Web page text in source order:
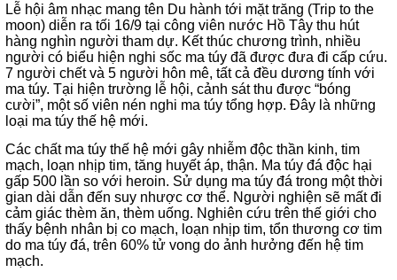
Lễ hội âm nhạc mang tên Du hành tới mặt trăng (Trip to the
moon) diễn ra tối 16/9 tại công viên nước Hồ Tây thu hút
hàng nghìn người tham dự. Kết thúc chương trình, nhiều
người có biểu hiện nghi sốc ma túy đã được đưa đi cấp cứu.
7 người chết và 5 người hôn mê, tất cả đều dương tính với
ma túy. Tại hiện trường lễ hội, cảnh sát thu được “bóng
cười”, một số viên nén nghi ma túy tổng hợp. Đây là những
loại ma túy thế hệ mới.
Các chất ma túy thế hệ mới gây nhiễm độc thần kinh, tim
mạch, loạn nhịp tim, tăng huyết áp, thận. Ma túy đá độc hại
gấp 500 lần so với heroin. Sử dụng ma túy đá trong một thời
gian dài dẫn đến suy nhược cơ thể. Người nghiện sẽ mất đi
cảm giác thèm ăn, thèm uống. Nghiên cứu trên thế giới cho
thấy bệnh nhân bị co mạch, loạn nhịp tim, tổn thương cơ tim
do ma túy đá, trên 60% tử vong do ảnh hưởng đến hệ tim
mạch.